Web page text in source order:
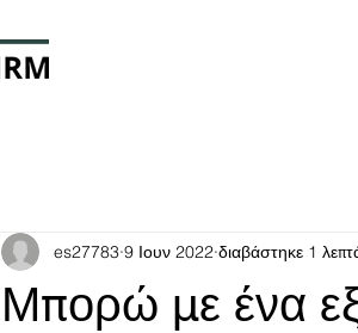
Μπορώ με ένα
es27783 9 Ιουν 2022 διαβάστηκε 1